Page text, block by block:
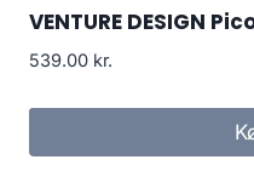
VENTURE DESIGN
539.00 kr.